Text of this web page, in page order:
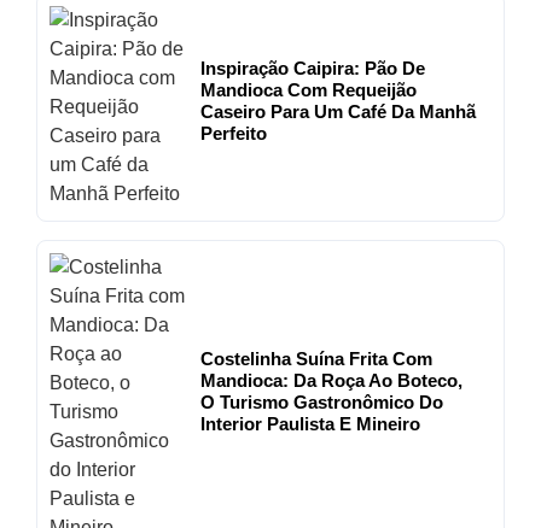
Inspiração Caipira: Pão De
Mandioca Com Requeijão
Caseiro Para Um Café Da Manhã
Perfeito
Costelinha Suína Frita Com
Mandioca: Da Roça Ao Boteco,
O Turismo Gastronômico Do
Interior Paulista E Mineiro